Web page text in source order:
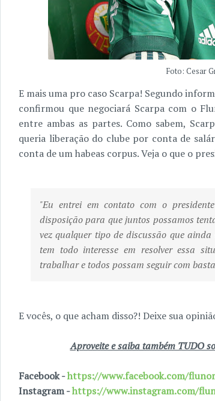
Foto: Cesar
E mais uma pro caso Scarpa! Segundo
confirmou que negociará Scarpa com o
entre ambas as partes. Como sabem,
queria liberação do clube por conta de
conta de um habeas corpus. Veja o que o
"Eu entrei em contato com o
disposição para que juntos possamos
vez qualquer tipo de discussão que
tem todo interesse em resolver essa
trabalhar e todos possam seguir com
E vocês, o que acham disso?! Deixe sua
Aproveite e saiba também TUDO
Facebook -https://www.facebook.com/
Instagram -https://www.instagram.com/